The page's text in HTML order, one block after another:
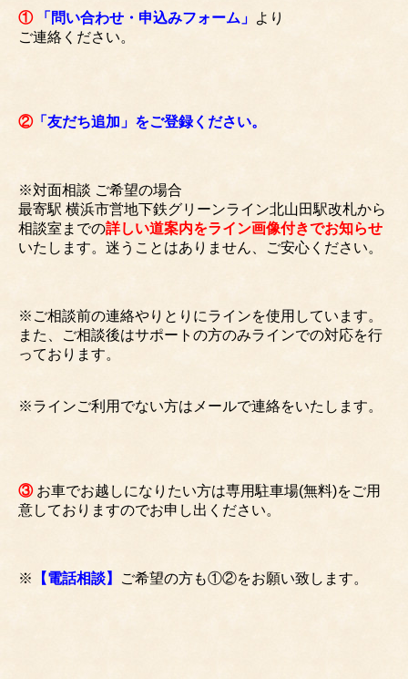
① 「問い合わせ・申込みフォーム」 より
ご連絡ください。
②「友だち追加」をご登録ください。
※対面相談 ご希望の場合
最寄駅 横浜市営地下鉄グリーンライン北山田駅改札から
相談室までの詳しい道案内をライン画像付きでお知らせ
いたします。迷うことはありません、ご安心ください。
※ご相談前の連絡やりとりにラインを使用しています。
また、ご相談後はサポートの方のみラインでの対応を行
っております。
※ラインご利用でない方はメールで連絡をいたします。
③お車でお越しになりたい方は専用駐車場(無料)をご用
意しておりますのでお申し出ください。
※ 【電話相談】 ご希望の方も①②をお願い致します。